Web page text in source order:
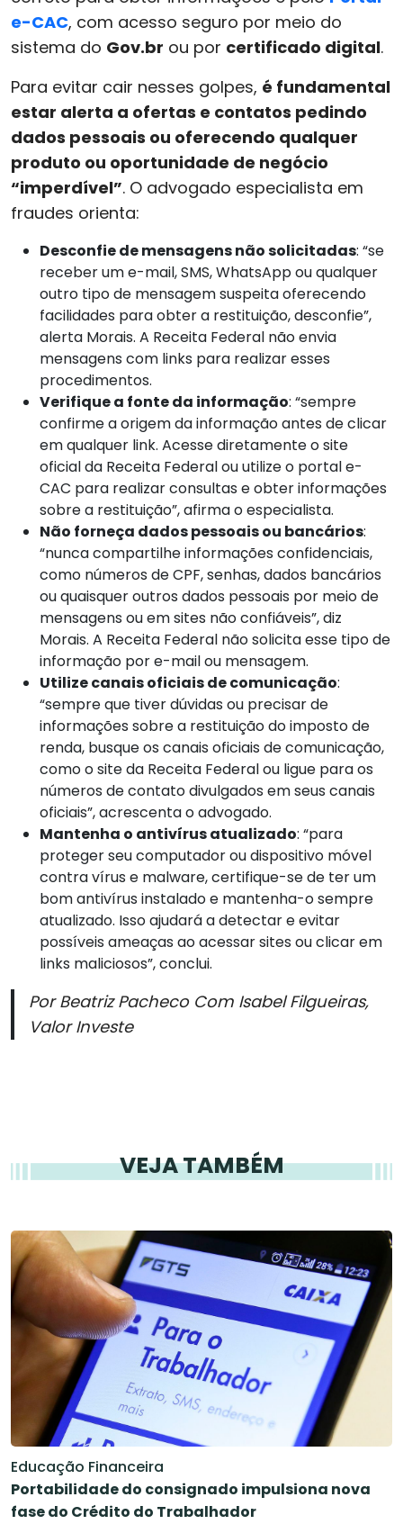
e-CAC, com acesso seguro por meio do
sistema do Gov.br ou por certificado digital.
Para evitar cair nesses golpes, é fundamental
estar alerta a ofertas e contatos pedindo
dados pessoais ou oferecendo qualquer
produto ou oportunidade de negócio
“imperdível”. O advogado especialista em
fraudes orienta:
Desconfie de mensagens não solicitadas: “se
receber um e-mail, SMS, WhatsApp ou qualquer
outro tipo de mensagem suspeita oferecendo
facilidades para obter a restituição, desconfie”,
alerta Morais. A Receita Federal não envia
mensagens com links para realizar esses
procedimentos.
Verifique a fonte da informação: “sempre
confirme a origem da informação antes de clicar
em qualquer link. Acesse diretamente o site
oficial da Receita Federal ou utilize o portal e-
CAC para realizar consultas e obter informações
sobre a restituição”, afirma o especialista.
Não forneça dados pessoais ou bancários:
“nunca compartilhe informações confidenciais,
como números de CPF, senhas, dados bancários
ou quaisquer outros dados pessoais por meio de
mensagens ou em sites não confiáveis”, diz
Morais. A Receita Federal não solicita esse tipo de
informação por e-mail ou mensagem.
Utilize canais oficiais de comunicação:
“sempre que tiver dúvidas ou precisar de
informações sobre a restituição do imposto de
renda, busque os canais oficiais de comunicação,
como o site da Receita Federal ou ligue para os
números de contato divulgados em seus canais
oficiais”, acrescenta o advogado.
Mantenha o antivírus atualizado: “para
proteger seu computador ou dispositivo móvel
contra vírus e malware, certifique-se de ter um
bom antivírus instalado e mantenha-o sempre
atualizado. Isso ajudará a detectar e evitar
possíveis ameaças ao acessar sites ou clicar em
links maliciosos”, conclui.
Por Beatriz Pacheco Com Isabel Filgueiras,
Valor Investe
VEJA TAMBÉM
Educação Financeira
Portabilidade do consignado impulsiona nova
fase do Crédito do Trabalhador